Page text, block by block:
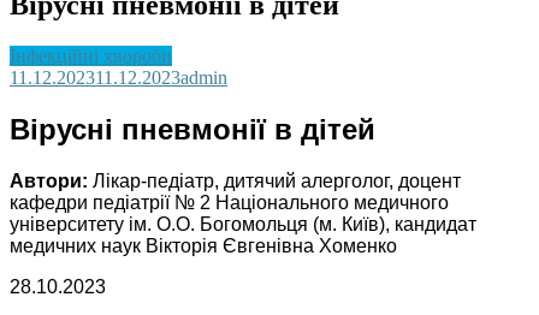
Інфекційні хвороби
11.12.202311.12.2023admin
Вірусні пневмонії в дітей
Автори: Лікар-педіатр, дитячий алерголог, доцент
кафедри педіатрії № 2 Національного медичного
університету ім. О.О. Богомольця (м. Київ), кандидат
медичних наук Вікторія Євгенівна Хоменко
28.10.2023